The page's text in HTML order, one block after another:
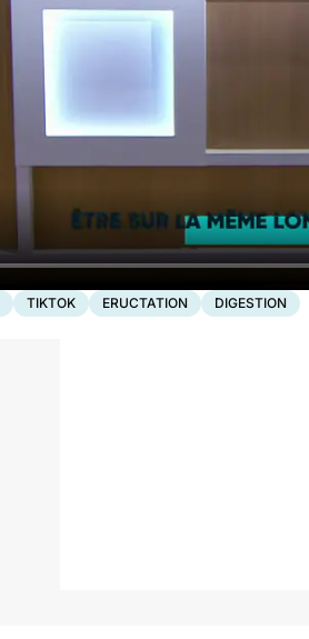
TIKTOK ERUCTATION DIGESTION